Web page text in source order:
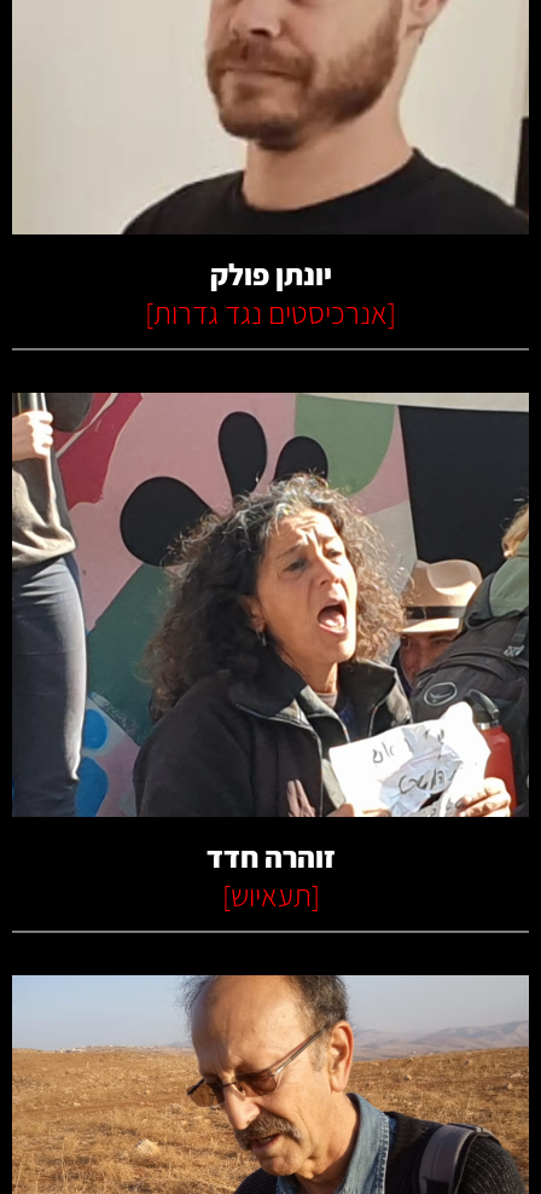
קרא עוד
יונתן פולק
[אנרכיסטים נגד גדרות]
קרא עוד
זוהרה חדד
[תעאיוש]